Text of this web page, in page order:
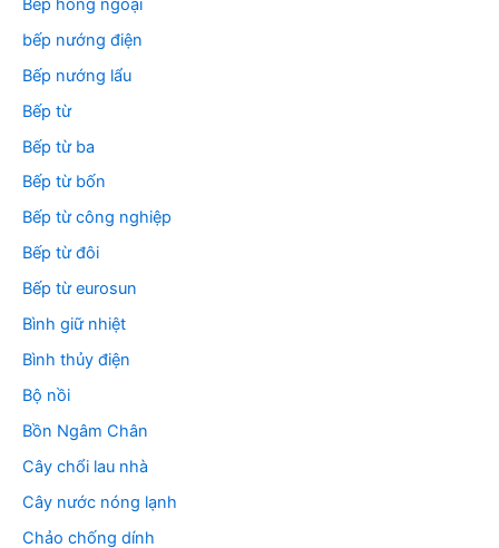
Bếp hồng ngoại
bếp nướng điện
Bếp nướng lẩu
Bếp từ
Bếp từ ba
Bếp từ bốn
Bếp từ công nghiệp
Bếp từ đôi
Bếp từ eurosun
Bình giữ nhiệt
Bình thủy điện
Bộ nồi
Bồn Ngâm Chân
Cây chổi lau nhà
Cây nước nóng lạnh
Chảo chống dính